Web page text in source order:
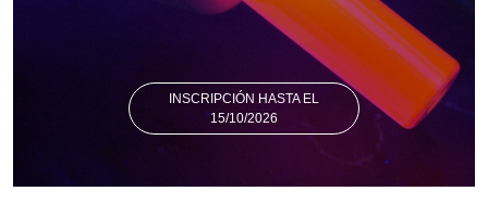
INSCRIPCIÓN HASTA EL
15/10/2026